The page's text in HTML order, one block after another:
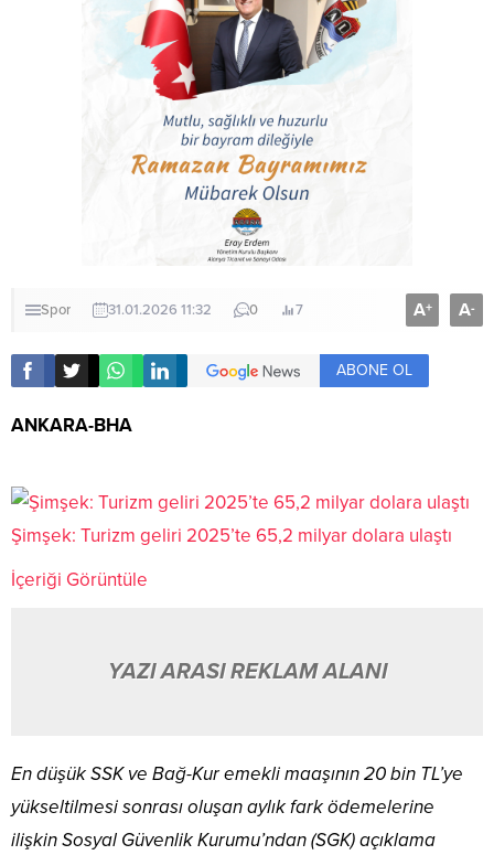
Spor 31.01.2026 11:32 0 7 A+ A-
ABONE OL
ANKARA-BHA
Şimşek: Turizm geliri 2025’te 65,2 milyar dolara ulaştı
İçeriği Görüntüle
YAZI ARASI REKLAM ALANI
En düşük SSK ve Bağ-Kur emekli maaşının 20 bin TL’ye
yükseltilmesi sonrası oluşan aylık fark ödemelerine
ilişkin Sosyal Güvenlik Kurumu’ndan (SGK) açıklama